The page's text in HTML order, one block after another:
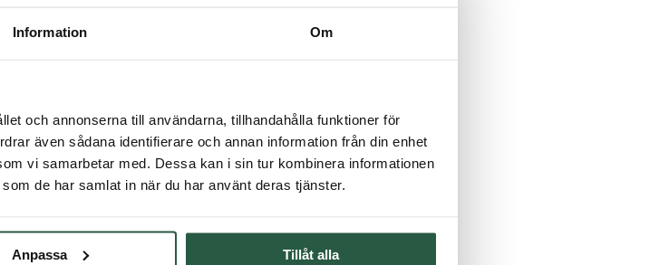
Information Om
och annonserna till användarna, tillhandahålla funktioner för
även sådana identifierare och annan information från din enhet
vi samarbetar med. Dessa kan i sin tur kombinera informationen
de har samlat in när du har använt deras tjänster.
Anpassa Tillåt alla